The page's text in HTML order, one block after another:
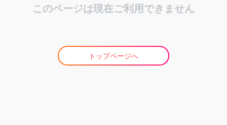
このページは現在ご利用できません